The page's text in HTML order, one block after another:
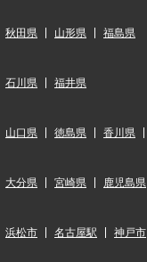
秋田県 山形県 福島県
石川県 福井県
山口県 徳島県 香川県
大分県 宮崎県 鹿児島県
浜松市 名古屋駅 神戸市